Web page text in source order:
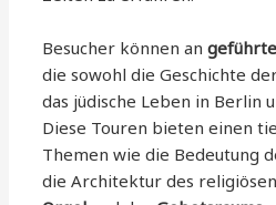
Besucher können an
die sowohl die Geschichte
das jüdische Leben in Berlin
Diese Touren bieten einen
Themen wie die Bedeutung
die Architektur des